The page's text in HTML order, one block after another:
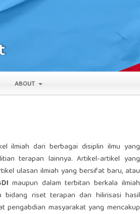
ABOUT
ilmiah dari berbagai disiplin ilmu yang
terapan lainnya. Artikel-artikel yang
ulasan ilmiah yang bersifat baru, atau
maupun dalam terbitan berkala ilmiah
riset terapan dan hilirisasi hasil
masyarakat yang mencakup